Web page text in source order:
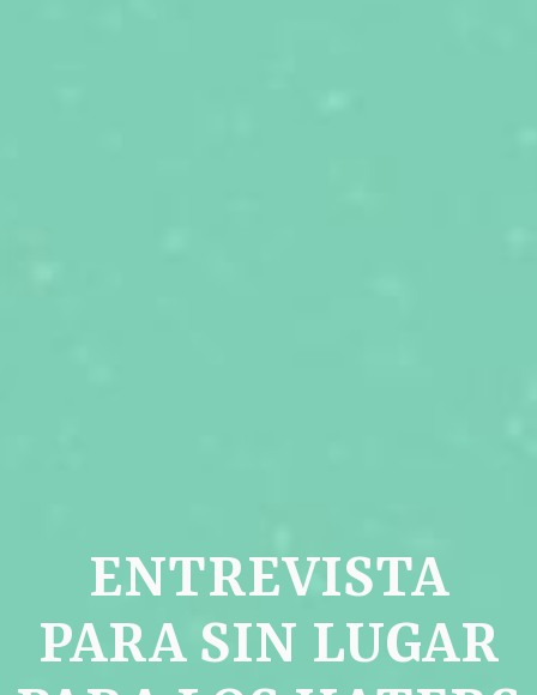
ENTREVISTA
PARA SIN LUGAR